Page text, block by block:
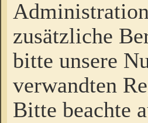
zusätzliche
bitte unsere
verwandten
Bitte beachte